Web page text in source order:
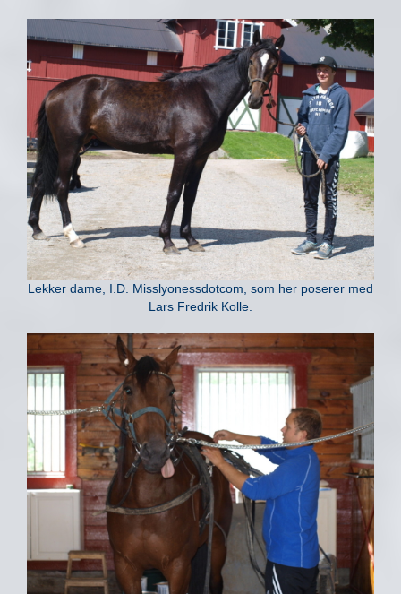
Lekker dame, I.D. Misslyonessdotcom, som her poserer med
Lars Fredrik Kolle.